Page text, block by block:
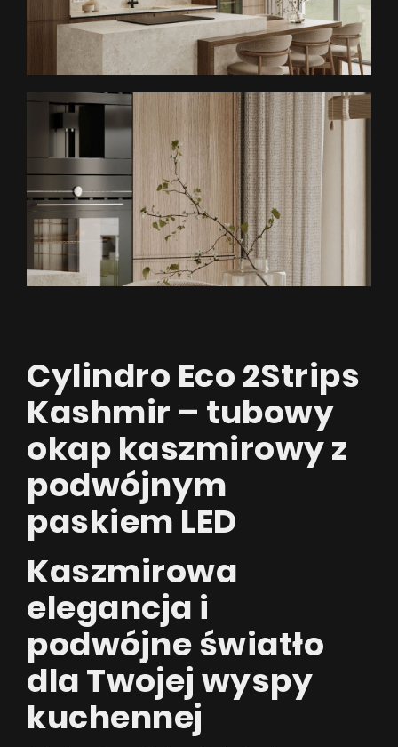
Cylindro Eco 2Strips
Kashmir – tubowy
okap kaszmirowy z
podwójnym
paskiem LED
Kaszmirowa
elegancja i
podwójne światło
dla Twojej wyspy
kuchennej